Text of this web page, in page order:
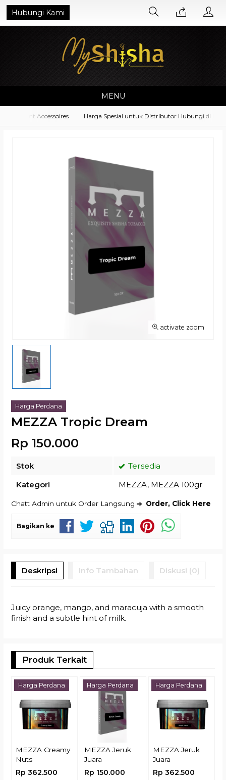
Hubungi Kami
MENU
Accessoires Harga Spesial untuk Distributor Hubungi di No.
activate zoom
Harga Perdana
MEZZA Tropic Dream
Rp 150.000
Stok
Tersedia
Kategori
MEZZA, MEZZA 100gr
Chatt Admin untuk Order Langsung Order, Click Here
Bagikan ke
Deskripsi Info Tambahan Diskusi (0)
Juicy orange, mango, and maracuja with a smooth
finish and a subtle hint of milk.
Produk Terkait
Harga Perdana
MEZZA Creamy
Nuts
Rp 362.500
Harga Perdana
MEZZA Jeruk
Juara
Rp 150.000
Harga Perdana
MEZZA Jeruk
Juara
Rp 362.500